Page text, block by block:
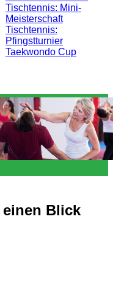
Tischtennis: Mini-
Meisterschaft
Tischtennis:
Pfingstturnier
Taekwondo Cup
Blick